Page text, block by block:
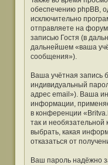
обеспечению phpBB,
исключительно
отправляете на
записью Гостя (в
дальнейшем «ваша
сообщения»).
Ваша учётная запись
индивидуальный
адрес email»). Ваша
информации,
в конференции
так и
выбрать, какая
отказаться от
Ваш пароль надёжно